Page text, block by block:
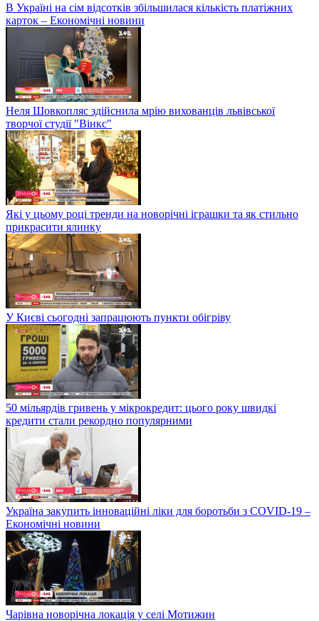
В Україні на сім відсотків збільшилася кількість платіжних
карток – Економічні новини
Неля Шовкопляс здійснила мрію вихованців львівської
творчої студії "Вінкс"
Які у цьому році тренди на новорічні іграшки та як стильно
прикрасити ялинку
У Києві сьогодні запрацюють пункти обігріву
50 мільярдів гривень у мікрокредит: цього року швидкі
кредити стали рекордно популярними
Україна закупить інноваційні ліки для боротьби з COVID-19 –
Економічні новини
Чарівна новорічна локація у селі Мотижин